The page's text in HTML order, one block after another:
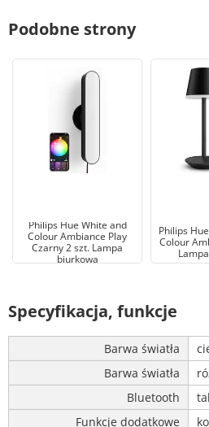
Podobne strony
Philips Hue White and
Colour Ambiance Play
Czarny 2 szt. Lampa
biurkowa
Philips
Colour
Specyfikacja, funkcje
Barwa światła
Barwa światła
Bluetooth
Funkcje dodatkowe